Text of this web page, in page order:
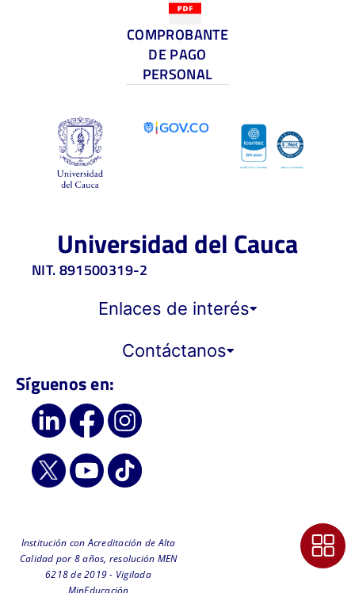
COMPROBANTE
DE PAGO
PERSONAL
Universidad del Cauca
NIT. 891500319-2
Enlaces de interés
Contáctanos
Síguenos en:
Institución con Acreditación de Alta
Calidad por 8 años, resolución MEN
6218 de 2019 - Vigilada